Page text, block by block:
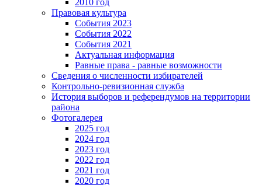
2010 год
Правовая культура
События 2023
События 2022
События 2021
Актуальная информация
Равные права - равные возможности
Сведения о численности избирателей
Контрольно-ревизионная служба
История выборов и референдумов на территории
района
Фотогалерея
2025 год
2024 год
2023 год
2022 год
2021 год
2020 год